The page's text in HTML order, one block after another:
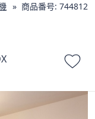
商品番号: 744812